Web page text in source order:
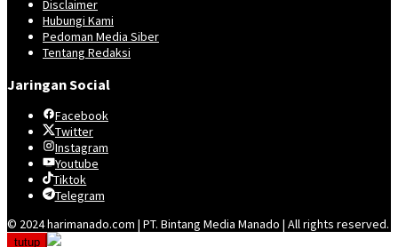
Disclaimer
Hubungi Kami
Pedoman Media Siber
Tentang Redaksi
Jaringan Social
Facebook
Twitter
Instagram
Youtube
Tiktok
Telegram
© 2024 harimanado.com | PT. Bintang Media Manado | All rights reserved.
tutup